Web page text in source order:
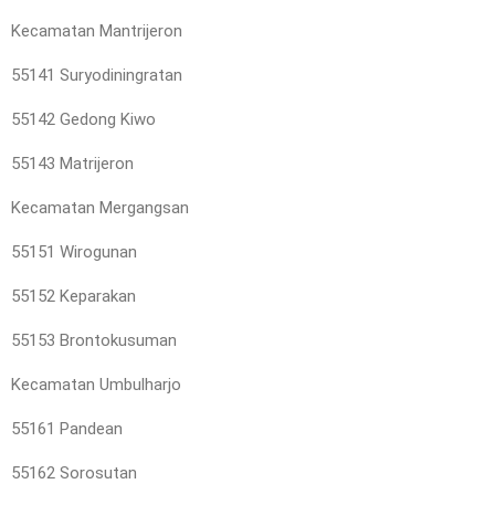
Kecamatan Mantrijeron
55141 Suryodiningratan
55142 Gedong Kiwo
55143 Matrijeron
Kecamatan Mergangsan
55151 Wirogunan
55152 Keparakan
55153 Brontokusuman
Kecamatan Umbulharjo
55161 Pandean
55162 Sorosutan